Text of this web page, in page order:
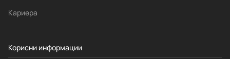
Кариера
Корисни информации